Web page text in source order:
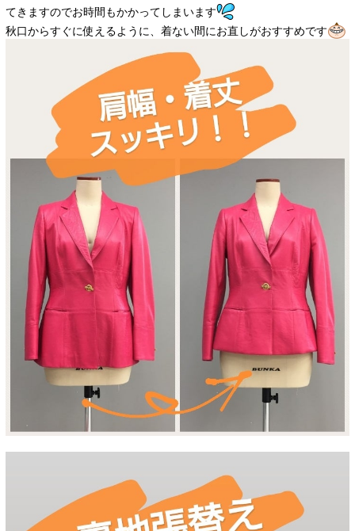
てきますのでお時間もかかってしまいます
秋口からすぐに使えるように、着ない間にお直しがおすすめです